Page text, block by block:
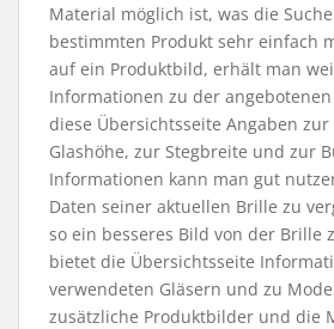
Material möglich ist, was die
bestimmten Produkt sehr einfach
auf ein Produktbild, erhält man
Informationen zu der
diese Übersichtsseite Angaben
Glashöhe, zur Stegbreite und zur
Informationen kann man gut
Daten seiner aktuellen Brille zu
so ein besseres Bild von der Brille
bietet die Übersichtsseite
verwendeten Gläsern und zu
zusätzliche Produktbilder und die